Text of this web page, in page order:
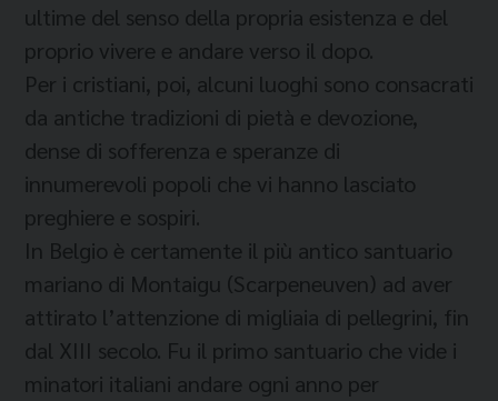
ultime del senso della propria esistenza e del
proprio vivere e andare verso il dopo.
Per i cristiani, poi, alcuni luoghi sono consacrati
da antiche tradizioni di pietà e devozione,
dense di sofferenza e speranze di
innumerevoli popoli che vi hanno lasciato
preghiere e sospiri.
In Belgio è certamente il più antico santuario
mariano di Montaigu (Scarpeneuven) ad aver
attirato l’attenzione di migliaia di pellegrini, fin
dal XIII secolo. Fu il primo santuario che vide i
minatori italiani andare ogni anno per